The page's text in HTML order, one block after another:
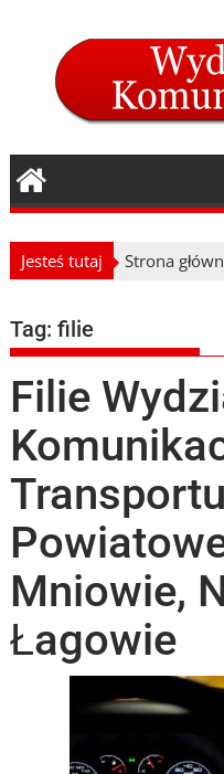
Jesteś tutaj Strona
Tag:filie
Filie
Mniowie,
Łagowie